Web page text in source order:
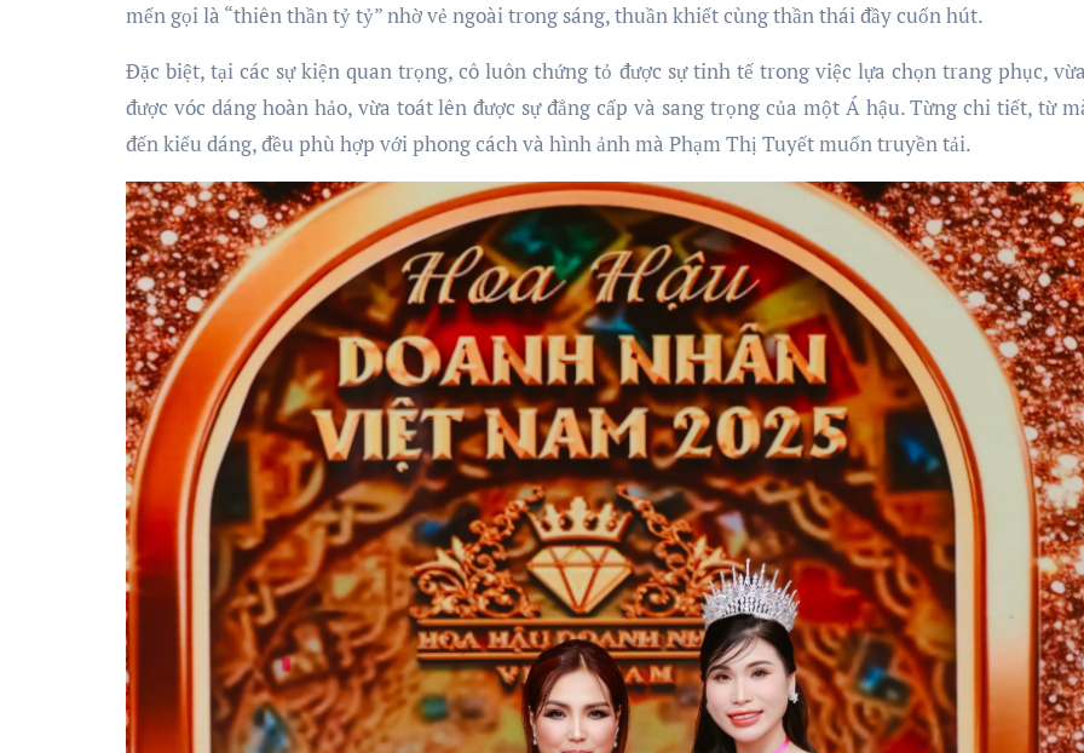
mến gọi là “thiên thần tỷ tỷ” nhờ vẻ ngoài trong sáng, thuần khiết cùng thần thái đầy cuốn hút.
Đặc biệt, tại các sự kiện quan trọng, cô luôn chứng tỏ được sự tinh tế trong việc lựa chọn trang phục,
được vóc dáng hoàn hảo, vừa toát lên được sự đẳng cấp và sang trọng của một Á hậu. Từng chi tiết, từ
đến kiểu dáng, đều phù hợp với phong cách và hình ảnh mà Phạm Thị Tuyết muốn truyền tải.